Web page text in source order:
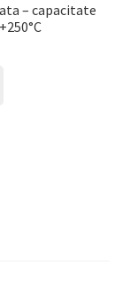
– capacitate